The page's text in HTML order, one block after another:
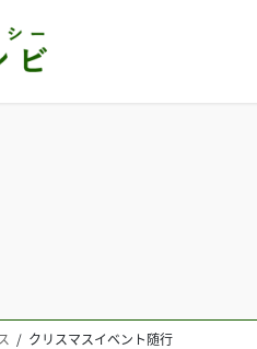
クリスマスイベント随行